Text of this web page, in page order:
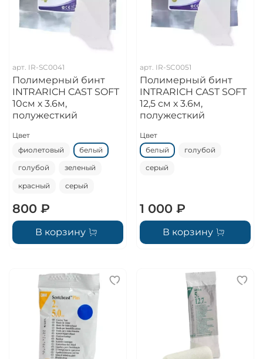
арт. IR-SC0041
Полимерный бинт
INTRARICH CAST SOFT
10см х 3.6м,
полужесткий
Цвет
фиолетовый
белый
голубой зеленый
красный серый
800 ₽
В корзину
арт. IR-SC0051
Полимерный бинт
INTRARICH CAST SOFT
12,5 см х 3.6м,
полужесткий
Цвет
белый
голубой
серый
1 000 ₽
В корзину